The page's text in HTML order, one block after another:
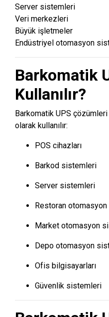
Server sistemleri
Veri merkezleri
Büyük işletmeler
Endüstriyel otomasyon
Barkomatik
Kullanılır?
Barkomatik UPS çözümleri
olarak kullanılır:
POS cihazları
Barkod sistemleri
Server sistemleri
Restoran
Market otomasyon
Depo otomasyon
Ofis bilgisayarları
Güvenlik sistemleri